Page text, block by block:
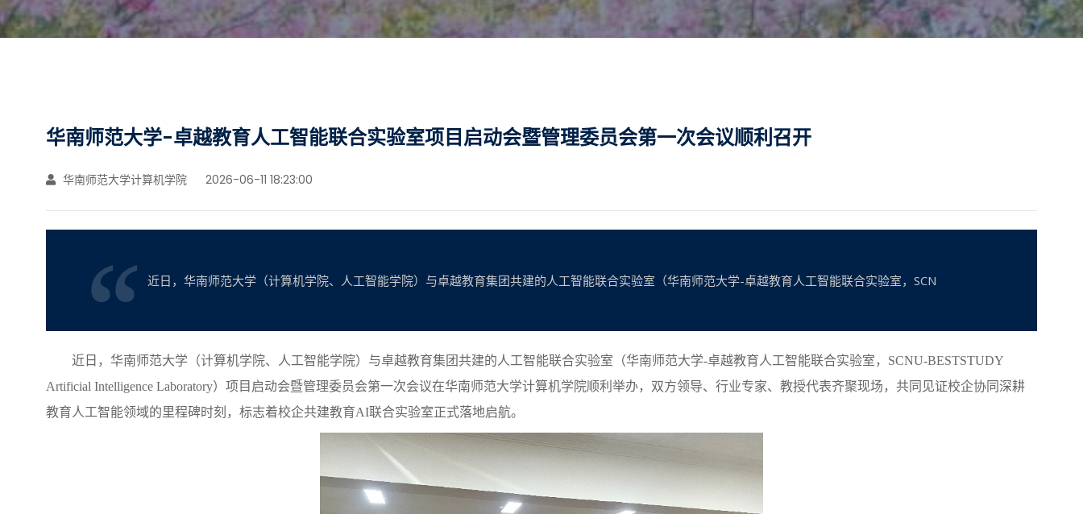
华南师范大学-卓越教育人工智能联合实验室项目启动会暨管理委员会第一次会议顺利召开
华南师范大学计算机学院 2026-06-11 18:23:00
近日，华南师范大学（计算机学院、人工智能学院）与卓越教育集团共建的人工智能联合实验室（华南师范大学-卓越教育人工智能联合实验室，SCN
近日，华南师范大学（计算机学院、人工智能学院）与卓越教育集团共建的人工智能联合实验室（华南师范大学-卓越教育人工智能联合实验室，SCNU-BESTSTUDY
Artificial Intelligence Laboratory）项目启动会暨管理委员会第一次会议在华南师范大学计算机学院顺利举办，双方领导、行业专家、教授代表齐聚现场，共同见证校企协同深耕
教育人工智能领域的里程碑时刻，标志着校企共建教育AI联合实验室正式落地启航。